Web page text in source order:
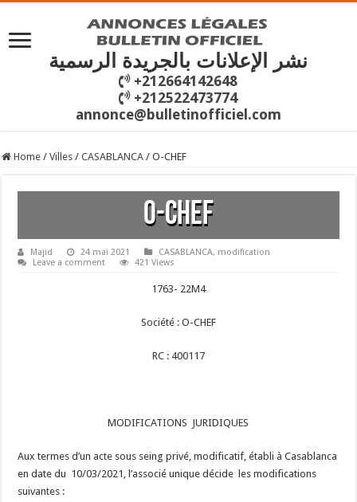
نشر الإعلانات بالجريدة الرسمية
+212664142648
+212522473774
annonce@bulletinofficiel.com
Home / Villes / CASABLANCA / O-CHEF
O-CHEF
Majid 24 mai 2021 CASABLANCA, modification
Leave a comment
421 Views
1763- 22M4
Société : O-CHEF
RC : 400117
MODIFICATIONS JURIDIQUES
Aux termes d’un acte sous seing privé, modificatif, établi à Casablanca
en date du 10/03/2021, l’associé unique décide les modifications
suivantes :